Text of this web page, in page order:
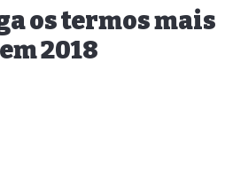
os termos mais
2018